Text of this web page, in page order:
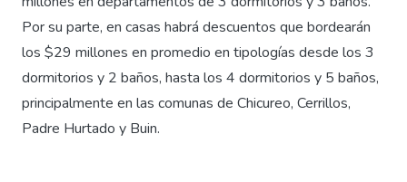
Por su parte, en casas habrá descuentos que bordearán
los $29 millones en promedio en tipologías desde los 3
dormitorios y 2 baños, hasta los 4 dormitorios y 5 baños,
principalmente en las comunas de Chicureo, Cerrillos,
Padre Hurtado y Buin.